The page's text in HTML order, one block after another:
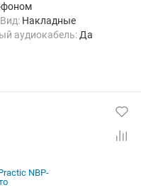
Вид: Накладные
аудиокабель: Да